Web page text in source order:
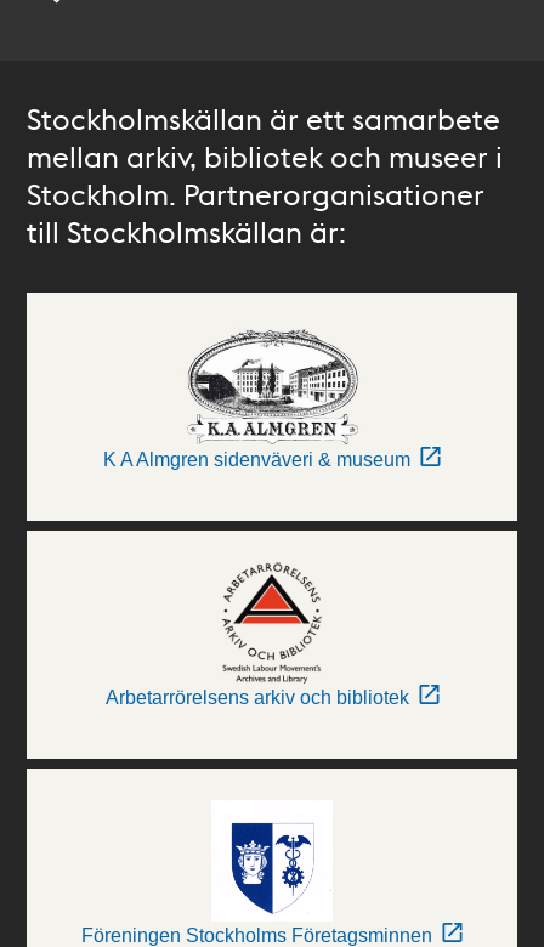
Stockholmskällan är ett samarbete
mellan arkiv, bibliotek och museer i
Stockholm. Partnerorganisationer
till Stockholmskällan är:
K A Almgren sidenväveri & museum
Arbetarrörelsens arkiv och bibliotek
Föreningen Stockholms Företagsminnen